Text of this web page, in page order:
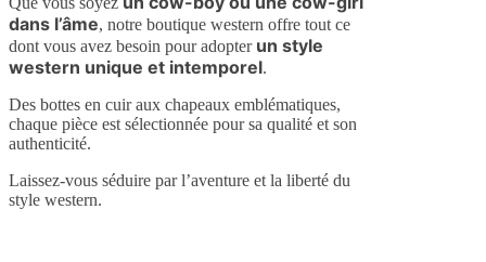
dans l’âme, notre boutique western offre tout ce
dont vous avez besoin pour adopter un style
western unique et intemporel.
Des bottes en cuir aux chapeaux emblématiques,
chaque pièce est sélectionnée pour sa qualité et son
authenticité.
Laissez-vous séduire par l’aventure et la liberté du
style western.